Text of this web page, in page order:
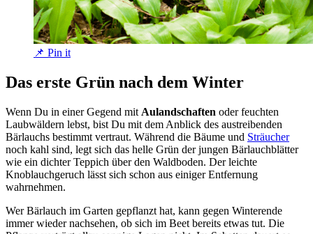
📌 Pin it
Das erste Grün nach dem Winter
Wenn Du in einer Gegend mit Aulandschaften oder feuchten
Laubwäldern lebst, bist Du mit dem Anblick des austreibenden
Bärlauchs bestimmt vertraut. Während die Bäume und Sträucher
noch kahl sind, legt sich das helle Grün der jungen Bärlauchblätter
wie ein dichter Teppich über den Waldboden. Der leichte
Knoblauchgeruch lässt sich schon aus einiger Entfernung
wahrnehmen.
Wer Bärlauch im Garten gepflanzt hat, kann gegen Winterende
immer wieder nachsehen, ob sich im Beet bereits etwas tut. Die